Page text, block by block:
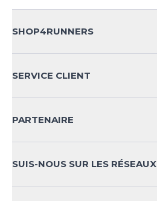
SHOP4RUNNERS
SERVICE CLIENT
PARTENAIRE
SUIS-NOUS SUR LES RÉSEAUX